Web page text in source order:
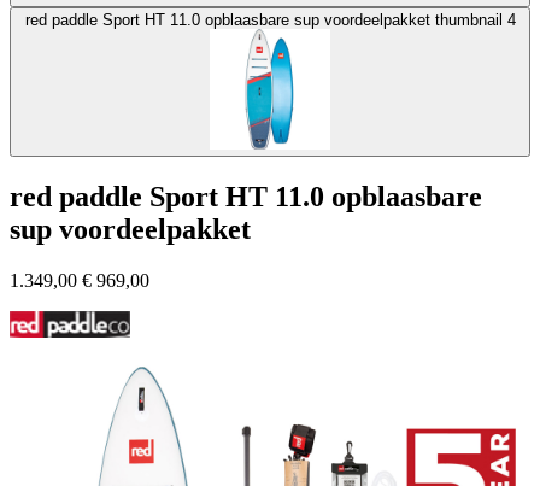
red paddle Sport HT 11.0 opblaasbare sup voordeelpakket thumbnail 4
red paddle Sport HT 11.0 opblaasbare
sup voordeelpakket
1.349,00 € 969,00